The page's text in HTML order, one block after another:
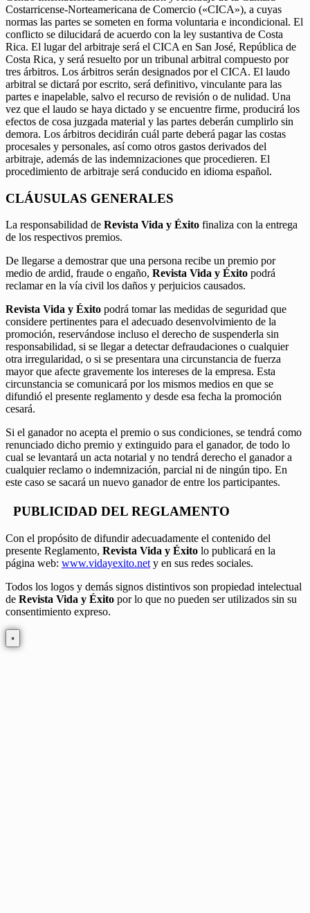
Costarricense-Norteamericana de Comercio («CICA»), a cuyas
normas las partes se someten en forma voluntaria e incondicional. El
conflicto se dilucidará de acuerdo con la ley sustantiva de Costa
Rica. El lugar del arbitraje será el CICA en San José, República de
Costa Rica, y será resuelto por un tribunal arbitral compuesto por
tres árbitros. Los árbitros serán designados por el CICA. El laudo
arbitral se dictará por escrito, será definitivo, vinculante para las
partes e inapelable, salvo el recurso de revisión o de nulidad. Una
vez que el laudo se haya dictado y se encuentre firme, producirá los
efectos de cosa juzgada material y las partes deberán cumplirlo sin
demora. Los árbitros decidirán cuál parte deberá pagar las costas
procesales y personales, así como otros gastos derivados del
arbitraje, además de las indemnizaciones que procedieren. El
procedimiento de arbitraje será conducido en idioma español.
CLÁUSULAS GENERALES
La responsabilidad de Revista Vida y Éxito finaliza con la entrega
de los respectivos premios.
De llegarse a demostrar que una persona recibe un premio por
medio de ardid, fraude o engaño, Revista Vida y Éxito podrá
reclamar en la vía civil los daños y perjuicios causados.
Revista Vida y Éxito podrá tomar las medidas de seguridad que
considere pertinentes para el adecuado desenvolvimiento de la
promoción, reservándose incluso el derecho de suspenderla sin
responsabilidad, si se llegar a detectar defraudaciones o cualquier
otra irregularidad, o si se presentara una circunstancia de fuerza
mayor que afecte gravemente los intereses de la empresa. Esta
circunstancia se comunicará por los mismos medios en que se
difundió el presente reglamento y desde esa fecha la promoción
cesará.
Si el ganador no acepta el premio o sus condiciones, se tendrá como
renunciado dicho premio y extinguido para el ganador, de todo lo
cual se levantará un acta notarial y no tendrá derecho el ganador a
cualquier reclamo o indemnización, parcial ni de ningún tipo. En
este caso se sacará un nuevo ganador de entre los participantes.
PUBLICIDAD DEL REGLAMENTO
Con el propósito de difundir adecuadamente el contenido del
presente Reglamento, Revista Vida y Éxito lo publicará en la
página web: www.vidayexito.net y en sus redes sociales.
Todos los logos y demás signos distintivos son propiedad intelectual
de Revista Vida y Éxito por lo que no pueden ser utilizados sin su
consentimiento expreso.
×